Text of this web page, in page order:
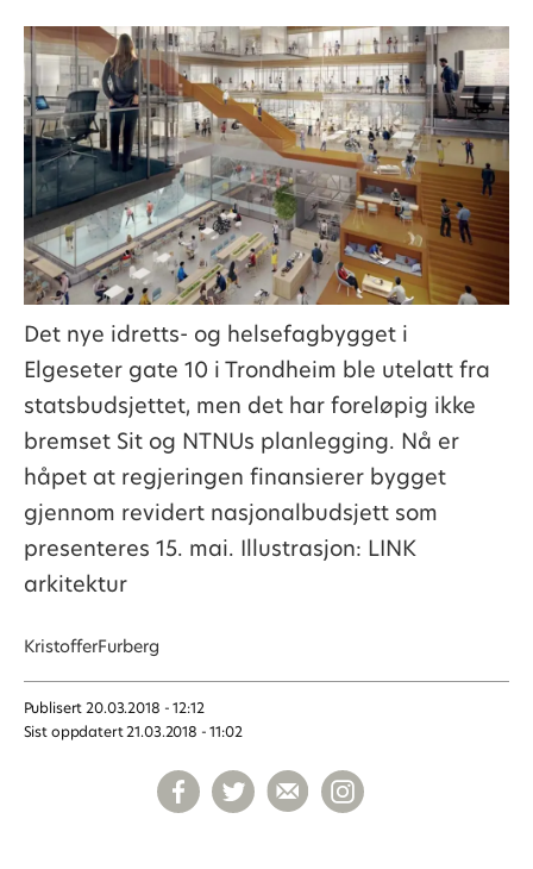
Det nye idretts- og helsefagbygget i
Elgeseter gate 10 i Trondheim ble utelatt fra
statsbudsjettet, men det har foreløpig ikke
bremset Sit og NTNUs planlegging. Nå er
håpet at regjeringen finansierer bygget
gjennom revidert nasjonalbudsjett som
presenteres 15. mai. Illustrasjon: LINK
arkitektur
KristofferFurberg
Publisert 20.03.2018 - 12:12
Sist oppdatert 21.03.2018 - 11:02